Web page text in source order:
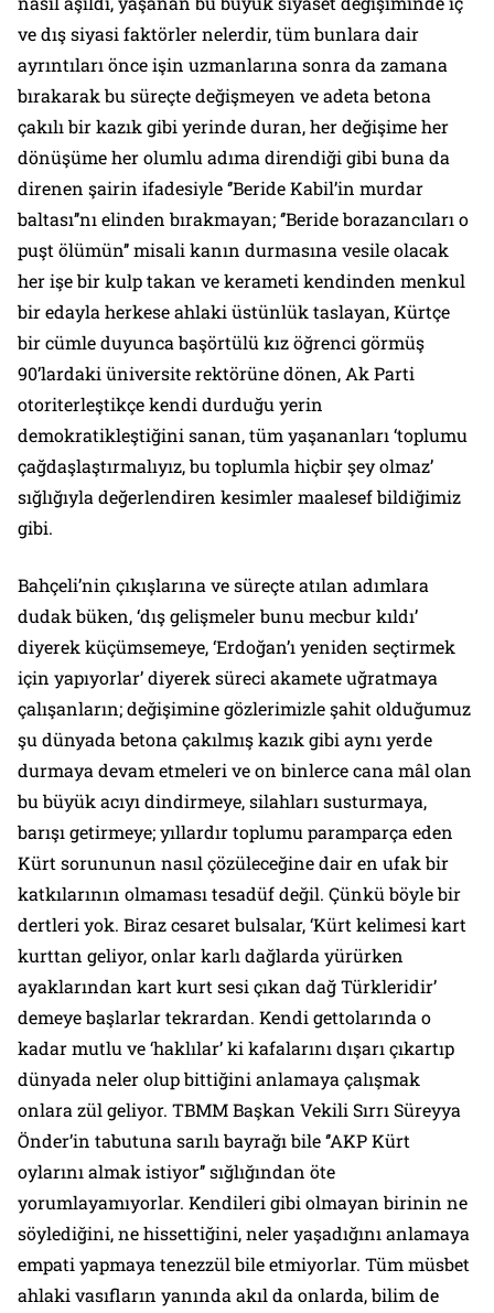
ve dış siyasi faktörler nelerdir, tüm bunlara dair
ayrıntıları önce işin uzmanlarına sonra da zamana
bırakarak bu süreçte değişmeyen ve adeta betona
çakılı bir kazık gibi yerinde duran, her değişime her
dönüşüme her olumlu adıma direndiği gibi buna da
direnen şairin ifadesiyle ‘’Beride Kabil’in murdar
baltası’’nı elinden bırakmayan; ‘’Beride borazancıları o
puşt ölümün’’ misali kanın durmasına vesile olacak
her işe bir kulp takan ve kerameti kendinden menkul
bir edayla herkese ahlaki üstünlük taslayan, Kürtçe
bir cümle duyunca başörtülü kız öğrenci görmüş
90’lardaki üniversite rektörüne dönen, Ak Parti
otoriterleştikçe kendi durduğu yerin
demokratikleştiğini sanan, tüm yaşananları ‘toplumu
çağdaşlaştırmalıyız, bu toplumla hiçbir şey olmaz’
sığlığıyla değerlendiren kesimler maalesef bildiğimiz
gibi.
Bahçeli’nin çıkışlarına ve süreçte atılan adımlara
dudak büken, ‘dış gelişmeler bunu mecbur kıldı’
diyerek küçümsemeye, ‘Erdoğan’ı yeniden seçtirmek
için yapıyorlar’ diyerek süreci akamete uğratmaya
çalışanların; değişimine gözlerimizle şahit olduğumuz
şu dünyada betona çakılmış kazık gibi aynı yerde
durmaya devam etmeleri ve on binlerce cana mâl olan
bu büyük acıyı dindirmeye, silahları susturmaya,
barışı getirmeye; yıllardır toplumu paramparça eden
Kürt sorununun nasıl çözüleceğine dair en ufak bir
katkılarının olmaması tesadüf değil. Çünkü böyle bir
dertleri yok. Biraz cesaret bulsalar, ‘Kürt kelimesi kart
kurttan geliyor, onlar karlı dağlarda yürürken
ayaklarından kart kurt sesi çıkan dağ Türkleridir’
demeye başlarlar tekrardan. Kendi gettolarında o
kadar mutlu ve ‘haklılar’ ki kafalarını dışarı çıkartıp
dünyada neler olup bittiğini anlamaya çalışmak
onlara zül geliyor. TBMM Başkan Vekili Sırrı Süreyya
Önder’in tabutuna sarılı bayrağı bile ‘’AKP Kürt
oylarını almak istiyor’’ sığlığından öte
yorumlayamıyorlar. Kendileri gibi olmayan birinin ne
söylediğini, ne hissettiğini, neler yaşadığını anlamaya
empati yapmaya tenezzül bile etmiyorlar. Tüm müsbet
ahlaki vasıfların yanında akıl da onlarda, bilim de